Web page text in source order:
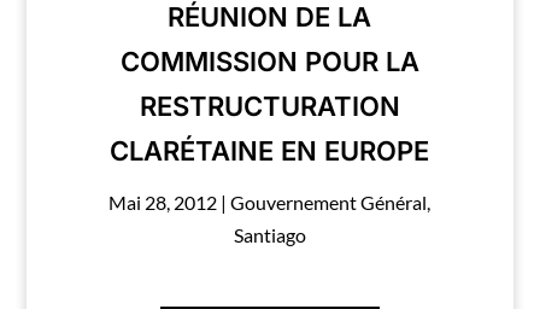
RÉUNION DE LA
COMMISSION POUR LA
RESTRUCTURATION
CLARÉTAINE EN EUROPE
Mai 28, 2012 |Gouvernement Général,
Santiago